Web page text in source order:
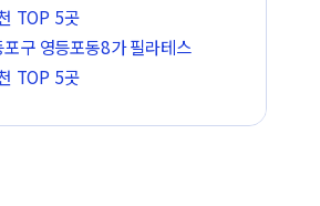
TOP 5곳
포구 영등포동8가 필라테스
TOP 5곳